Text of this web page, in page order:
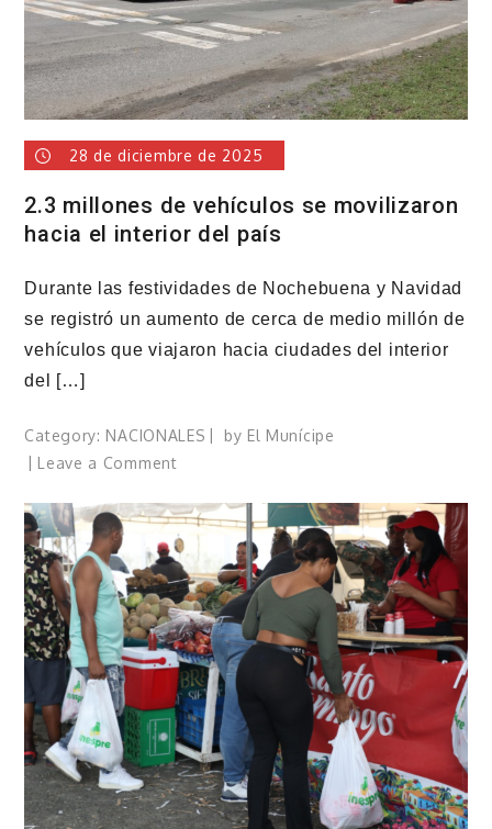
28 de diciembre de 2025
2.3 millones de vehículos se movilizaron
hacia el interior del país
Durante las festividades de Nochebuena y Navidad
se registró un aumento de cerca de medio millón de
vehículos que viajaron hacia ciudades del interior
del […]
Category: NACIONALES by El Munícipe
Leave a Commenton
millones
de
vehículos
se
movilizaron
hacia
el
interior
del
país